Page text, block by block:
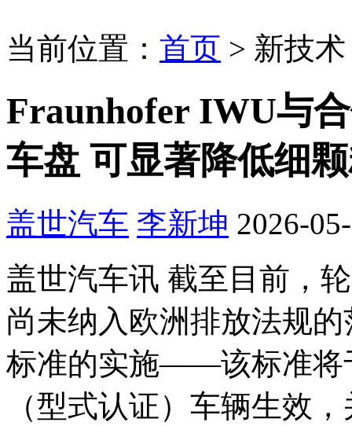
当前位置： 首页 > 新技术
Fraunhofer IWU与
车盘 可显著降低细
盖世汽车 李新坤 2026-
盖世汽车讯 截至目前，
尚未纳入欧洲排放法规
标准的实施——该标准将
（型式认证）车辆生效